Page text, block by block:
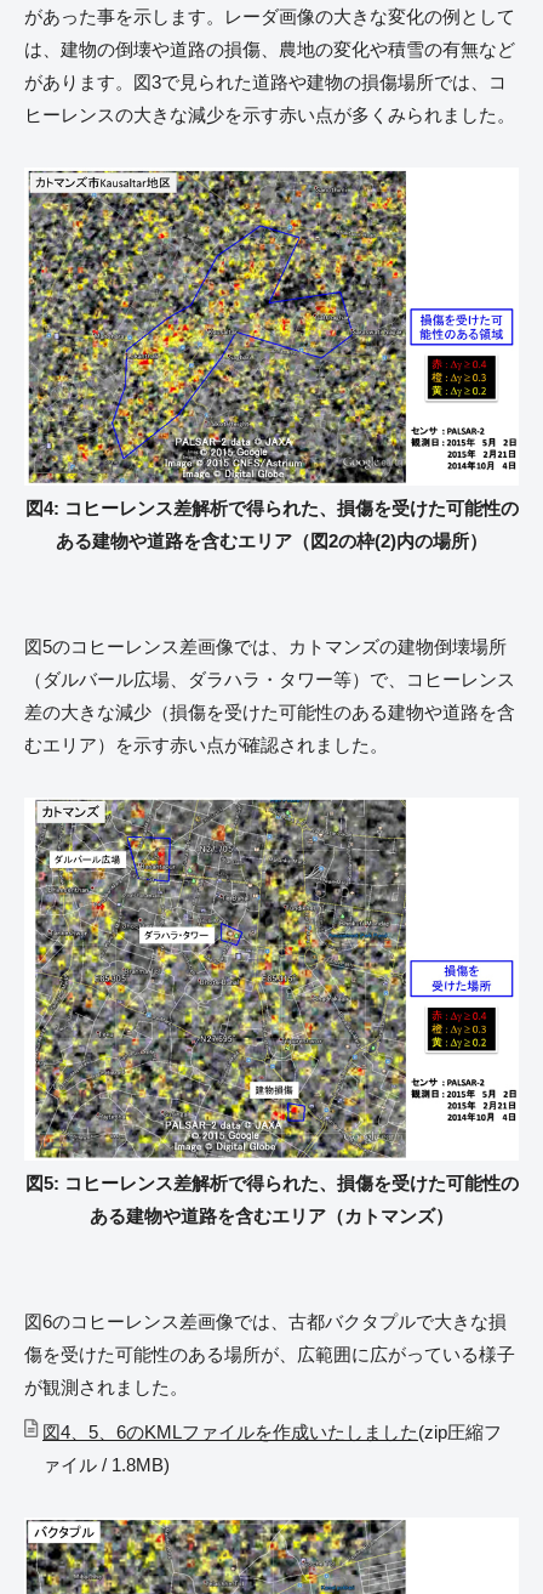
があった事を示します。レーダ画像の大きな変化の例として
は、建物の倒壊や道路の損傷、農地の変化や積雪の有無など
があります。図3で見られた道路や建物の損傷場所では、コ
ヒーレンスの大きな減少を示す赤い点が多くみられました。
図4: コヒーレンス差解析で得られた、損傷を受けた可能性の
ある建物や道路を含むエリア（図2の枠(2)内の場所）
図5のコヒーレンス差画像では、カトマンズの建物倒壊場所
（ダルバール広場、ダラハラ・タワー等）で、コヒーレンス
差の大きな減少（損傷を受けた可能性のある建物や道路を含
むエリア）を示す赤い点が確認されました。
図5: コヒーレンス差解析で得られた、損傷を受けた可能性の
ある建物や道路を含むエリア（カトマンズ）
図6のコヒーレンス差画像では、古都バクタプルで大きな損
傷を受けた可能性のある場所が、広範囲に広がっている様子
が観測されました。
図4、5、6のKMLファイルを作成いたしました(zip圧縮フ
ァイル / 1.8MB)